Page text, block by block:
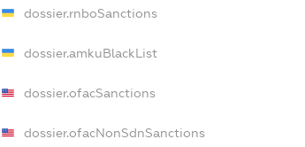
dossier.rnboSanctions
dossier.amkuBlackList
dossier.ofacSanctions
dossier.ofacNonSdnSanctions